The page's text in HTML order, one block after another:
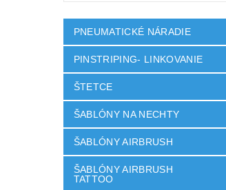
PNEUMATICKÉ NÁRADIE
PINSTRIPING- LINKOVANIE
ŠTETCE
ŠABLÓNY NA NECHTY
ŠABLÓNY AIRBRUSH
ŠABLÓNY AIRBRUSH
TATTOO